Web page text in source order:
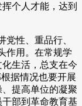
个人才能，达到
党性、重品行、
作用。在常规学
生活，总支在今
据情况也要开展
提高单位的凝聚
部到革命教育基